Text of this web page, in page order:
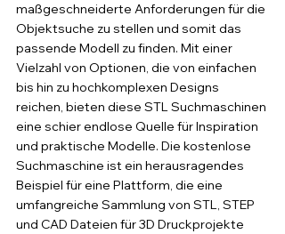
maßgeschneiderte Anforderungen für die
Objektsuche zu stellen und somit das
passende Modell zu finden. Mit einer
Vielzahl von Optionen, die von einfachen
bis hin zu hochkomplexen Designs
reichen, bieten diese STL Suchmaschinen
eine schier endlose Quelle für Inspiration
und praktische Modelle. Die kostenlose
Suchmaschine ist ein herausragendes
Beispiel für eine Plattform, die eine
umfangreiche Sammlung von STL, STEP
und CAD Dateien für 3D Druckprojekte